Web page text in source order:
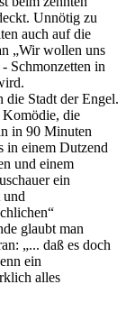
Unnötig zu
auch auf die
„Wir wollen uns
Schmonzetten in
die Stadt der Engel.
die
in 90 Minuten
in einem Dutzend
und einem
ein
glaubt man
„... daß es doch
ein
alles